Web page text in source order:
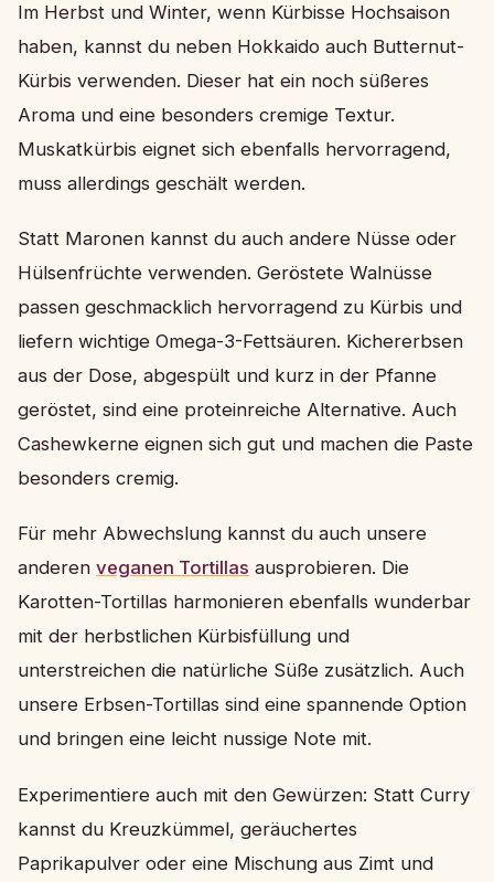
Im Herbst und Winter, wenn Kürbisse Hochsaison
haben, kannst du neben Hokkaido auch Butternut-
Kürbis verwenden. Dieser hat ein noch süßeres
Aroma und eine besonders cremige Textur.
Muskatkürbis eignet sich ebenfalls hervorragend,
muss allerdings geschält werden.
Statt Maronen kannst du auch andere Nüsse oder
Hülsenfrüchte verwenden. Geröstete Walnüsse
passen geschmacklich hervorragend zu Kürbis und
liefern wichtige Omega-3-Fettsäuren. Kichererbsen
aus der Dose, abgespült und kurz in der Pfanne
geröstet, sind eine proteinreiche Alternative. Auch
Cashewkerne eignen sich gut und machen die Paste
besonders cremig.
Für mehr Abwechslung kannst du auch unsere
anderen veganen Tortillas ausprobieren. Die
Karotten-Tortillas harmonieren ebenfalls wunderbar
mit der herbstlichen Kürbisfüllung und
unterstreichen die natürliche Süße zusätzlich. Auch
unsere Erbsen-Tortillas sind eine spannende Option
und bringen eine leicht nussige Note mit.
Experimentiere auch mit den Gewürzen: Statt Curry
kannst du Kreuzkümmel, geräuchertes
Paprikapulver oder eine Mischung aus Zimt und